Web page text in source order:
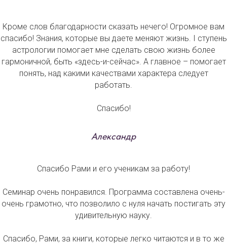
Кроме слов благодарности сказать нечего! Огромное вам
спасибо! Знания, которые вы даете меняют жизнь. I ступень
астрологии помогает мне сделать свою жизнь более
гармоничной, быть «здесь-и-сейчас». А главное – помогает
понять, над какими качествами характера следует
работать.
Спасибо!
Александр
Спасибо Рами и его ученикам за работу!
Семинар очень понравился. Программа составлена очень-
очень грамотно, что позволило с нуля начать постигать эту
удивительную науку.
Спасибо, Рами, за книги, которые легко читаются и в то же